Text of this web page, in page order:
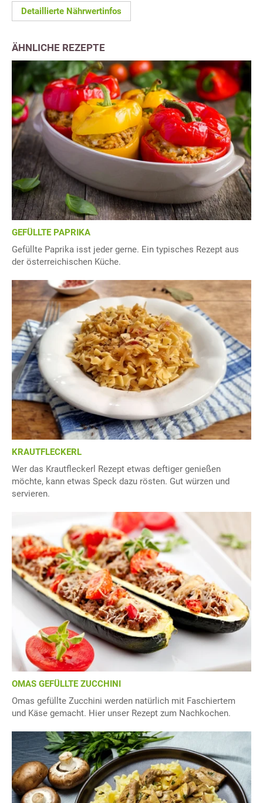
Detaillierte Nährwertinfos
ÄHNLICHE REZEPTE
GEFÜLLTE PAPRIKA
Gefüllte Paprika isst jeder gerne. Ein typisches Rezept aus
der österreichischen Küche.
KRAUTFLECKERL
Wer das Krautfleckerl Rezept etwas deftiger genießen
möchte, kann etwas Speck dazu rösten. Gut würzen und
servieren.
OMAS GEFÜLLTE ZUCCHINI
Omas gefüllte Zucchini werden natürlich mit Faschiertem
und Käse gemacht. Hier unser Rezept zum Nachkochen.